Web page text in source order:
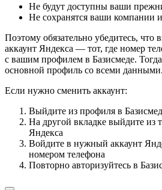
Не будут доступны ваши
Не сохранятся ваши компании
Поэтому обязательно убедитесь,
аккаунт Яндекса — тот, где номер
с вашим профилем в Базисмеде.
основной профиль со всеми данными.
Если нужно сменить аккаунт:
Выйдите из профиля в
На другой вкладке выйдите из
Яндекса
Войдите в нужный аккаунт
номером телефона
Повторно авторизуйтесь в